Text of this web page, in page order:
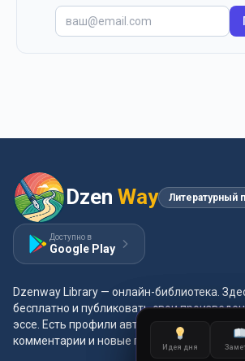
Dzen Way Литературный
Доступно в
Google Play
Dzenway Library — онлайн-библиотека.
бесплатно и публиковать свои
эссе. Есть профили авторов, жанры и
комментарии и новые главы каждый день.
Идея дня
Идея дня